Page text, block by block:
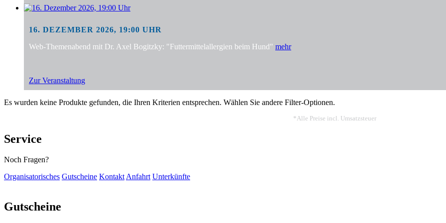
16. DEZEMBER 2026, 19:00 UHR
Web-Themenabend mit Dr. Axel Bogitzky: "Futtermittelallergien beim Hund" mehr
Zur Veranstaltung
Es wurden keine Produkte gefunden, die Ihren Kriterien entsprechen. Wählen Sie andere Filter-Optionen.
*Alle Preise incl. Umsatzsteuer
Service
Noch Fragen?
Organisatorisches Gutscheine KontaktAnfahrt Unterkünfte
Gutscheine